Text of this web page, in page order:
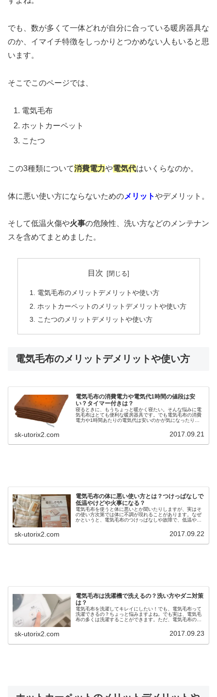
でも、数が多くて一体どれが自分に合っている暖房器具な
のか、イマイチ特徴をしっかりとつかめない人もいると思
います。
そこでこのページでは、
電気毛布
ホットカーペット
こたつ
この3種類について消費電力や電気代はいくらなのか。
体に悪い使い方にならないためのメリットやデメリット 。
そして低温火傷や火事の危険性、洗い方などのメンテナン
スを含めてまとめました。
目次
電気毛布のメリットデメリットや使い方
ホットカーペットのメリットデメリットや使い方
こたつのメリットデメリットや使い方
電気毛布のメリットデメリットや使い方
電気毛布の消費電力や電気代1時間の値段は安
い？タイマー付きは？
寝るときに、もうちょっと暖かく寝たい。そんな悩みに電
気毛布はとても便利な暖房器具です。でも電気毛布の消費
電力や1時間あたりの電気代は安いのかが気になったり、
sk-utorix2.com 2017.09.21
電気毛布の体に悪い使い方とは？つけっぱなしで
低温やけどや火事になる？
電気毛布を使うと体に悪いとか聞いたりしますが、実はそ
の使い方次第では体に不調が現れることがあります。なぜ
かというと、電気毛布のつけっぱなしや故障で、低温やけ
sk-utorix2.com 2017.09.22
電気毛布は洗濯機で洗えるの？洗い方やダニ対策
は？
電気毛布を洗濯してキレイにしたい！でも、電気毛布って
洗濯できるの？ちょっと悩みますよね。でも実は、電気毛
布の多くは洗濯することができます。ただ、電気毛布の洗
sk-utorix2.com 2017.09.23